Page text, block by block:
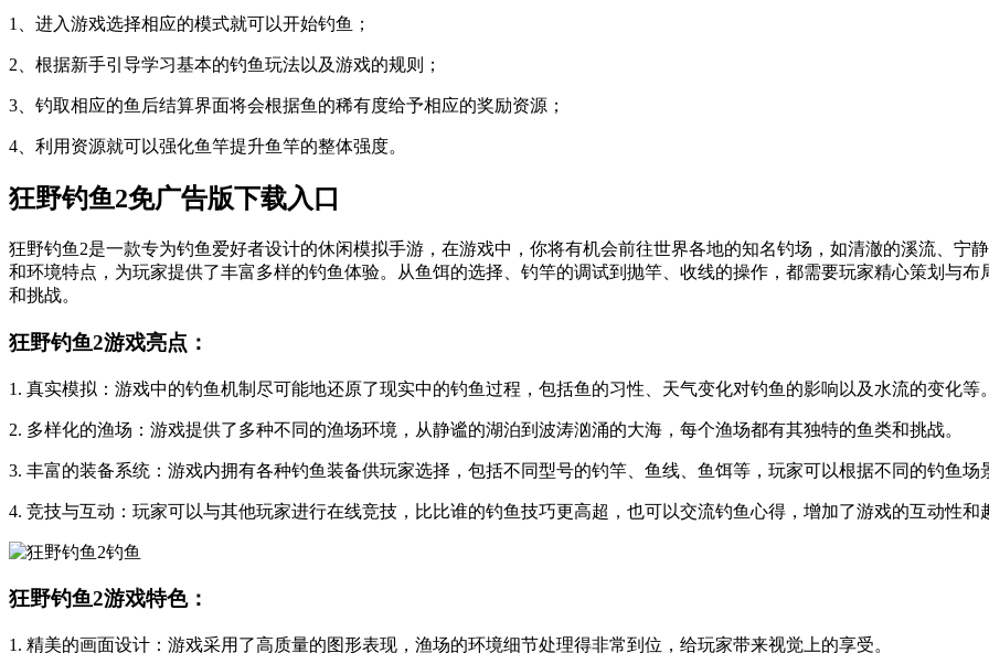
1、进入游戏选择相应的模式就可以开始钓鱼；
2、根据新手引导学习基本的钓鱼玩法以及游戏的规则；
3、钓取相应的鱼后结算界面将会根据鱼的稀有度给予相应的奖励资源；
4、利用资源就可以强化鱼竿提升鱼竿的整体强度。
狂野钓鱼2免广告版下载入口
狂野钓鱼2是一款专为钓鱼爱好者设计的休闲模拟手游，在游戏中，你将有机会前往世界各地的知名钓场，如清澈的溪流、宁
和环境特点，为玩家提供了丰富多样的钓鱼体验。从鱼饵的选择、钓竿的调试到抛竿、收线的操作，都需要玩家精心策划与
和挑战。
狂野钓鱼2游戏亮点：
1. 真实模拟：游戏中的钓鱼机制尽可能地还原了现实中的钓鱼过程，包括鱼的习性、天气变化对钓鱼的影响以及水流的变化等。
2. 多样化的渔场：游戏提供了多种不同的渔场环境，从静谧的湖泊到波涛汹涌的大海，每个渔场都有其独特的鱼类和挑战。
3. 丰富的装备系统：游戏内拥有各种钓鱼装备供玩家选择，包括不同型号的钓竿、鱼线、鱼饵等，玩家可以根据不同的钓鱼场
4. 竞技与互动：玩家可以与其他玩家进行在线竞技，比比谁的钓鱼技巧更高超，也可以交流钓鱼心得，增加了游戏的互动性和
狂野钓鱼2游戏特色：
1. 精美的画面设计：游戏采用了高质量的图形表现，渔场的环境细节处理得非常到位，给玩家带来视觉上的享受。